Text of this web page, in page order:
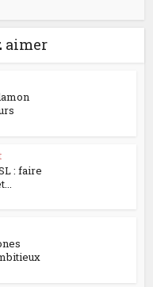
aimer
: faire